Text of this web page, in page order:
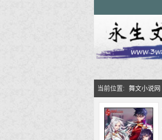
当前位置: 舞文小说网